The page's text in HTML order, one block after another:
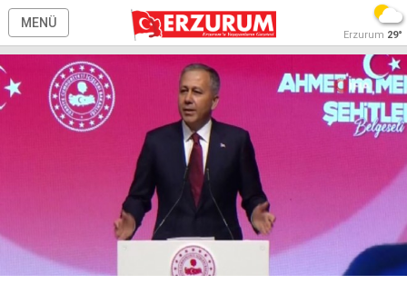
MENÜ
Erzurum 29°